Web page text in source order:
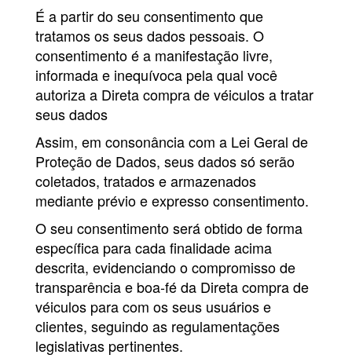
É a partir do seu consentimento que
tratamos os seus dados pessoais. O
consentimento é a manifestação livre,
informada e inequívoca pela qual você
autoriza a Direta compra de véiculos a tratar
seus dados
Assim, em consonância com a Lei Geral de
Proteção de Dados, seus dados só serão
coletados, tratados e armazenados
mediante prévio e expresso consentimento.
O seu consentimento será obtido de forma
específica para cada finalidade acima
descrita, evidenciando o compromisso de
transparência e boa-fé da Direta compra de
véiculos para com os seus usuários e
clientes, seguindo as regulamentações
legislativas pertinentes.